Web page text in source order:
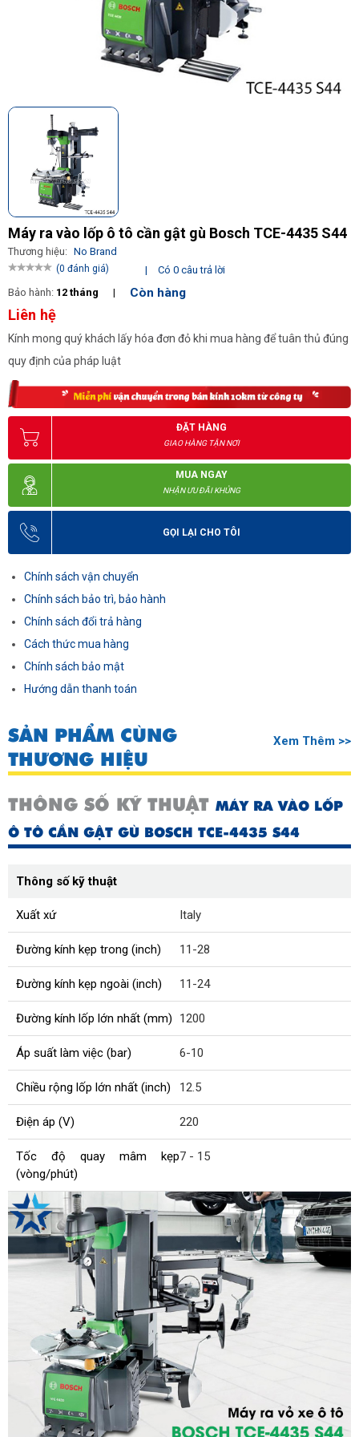
Máy ra vào lốp ô tô cần gật gù Bosch TCE-4435 S44
Thương hiệu: No Brand
(0 đánh giá) |
Có 0 câu trả lời
Bảo hành: 12 tháng | Còn hàng
Liên hệ
Kính mong quý khách lấy hóa đơn đỏ khi mua hàng để tuân thủ đúng
quy định của pháp luật
ĐẶT HÀNG
GIAO HÀNG TẬN NƠI
MUA NGAY
NHẬN ƯU ĐÃI KHỦNG
GỌI LẠI CHO TÔI
Chính sách vận chuyển
Chính sách bảo trì, bảo hành
Chính sách đổi trả hàng
Cách thức mua hàng
Chính sách bảo mật
Hướng dẫn thanh toán
SẢN PHẨM CÙNG
THƯƠNG HIỆU
Xem Thêm >>
THÔNG SỐ KỸ THUẬT MÁY RA VÀO LỐP
Ô TÔ CẦN GẬT GÙ BOSCH TCE-4435 S44
Thông số kỹ thuật
Xuất xứ Italy
Đường kính kẹp trong (inch) 11-28
Đường kính kẹp ngoài (inch) 11-24
Đường kính lốp lớn nhất (mm) 1200
Áp suất làm việc (bar) 6-10
Chiều rộng lốp lớn nhất (inch) 12.5
Điện áp (V) 220
Tốc độ quay mâm kẹp
(vòng/phút)
7 - 15